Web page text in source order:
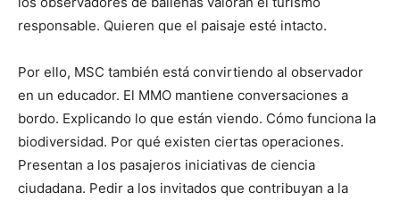
responsable. Quieren que el paisaje esté intacto.
Por ello, MSC también está convirtiendo al observador
en un educador. El MMO mantiene conversaciones a
bordo. Explicando lo que están viendo. Cómo funciona la
biodiversidad. Por qué existen ciertas operaciones.
Presentan a los pasajeros iniciativas de ciencia
ciudadana. Pedir a los invitados que contribuyan a la